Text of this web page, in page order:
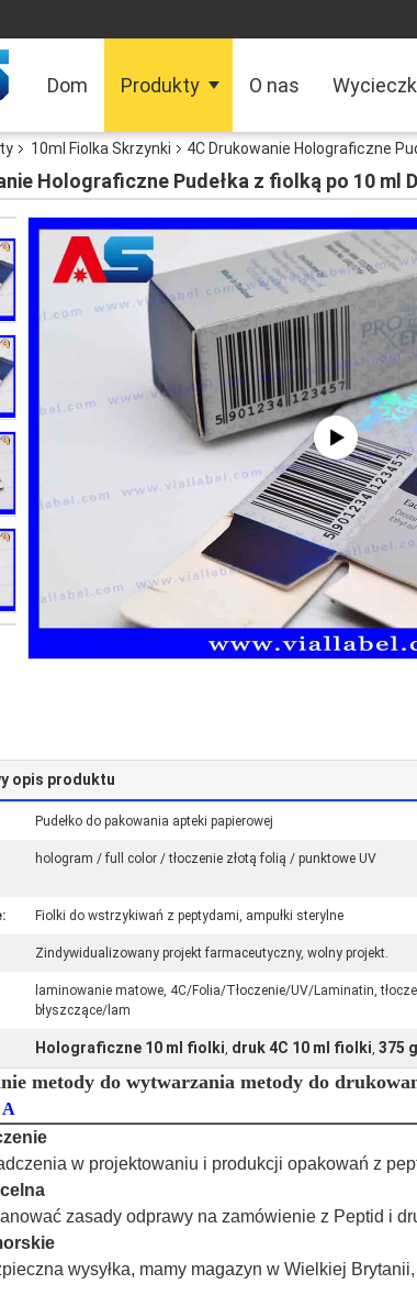
Dom Produkty O nas
10ml Fiolka Skrzynki 4C Drukowanie Holograficzne
Holograficzne Pudełka z fiolką po 10 ml
opis produktu
Pudełko do pakowania apteki papierowej
hologram / full color / tłoczenie złotą folią / punktowe UV
Fiolki do wstrzykiwań z peptydami, ampułki sterylne
Zindywidualizowany projekt farmaceutyczny, wolny projekt.
laminowanie matowe, 4C/Folia/Tłoczenie/UV/Laminatin,
błyszczące/lam
Holograficzne 10 ml fiolki, druk 4C 10 ml fiolki, 375
metody do wytwarzania metody do
A
w projektowaniu i produkcji opakowań z
zasady odprawy na zamówienie z Peptid i
wysyłka, mamy magazyn w Wielkiej